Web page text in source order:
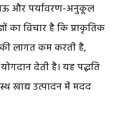
और पर्यावरण-अनुकूल
का विचार है कि प्राकृतिक
लागत कम करती है,
देती है। यह पद्धति
खाद्य उत्पादन में मदद